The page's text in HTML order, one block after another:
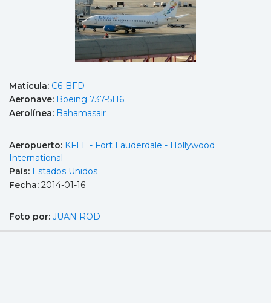
Matícula: C6-BFD
Aeronave: Boeing 737-5H6
Aerolínea: Bahamasair
Aeropuerto: KFLL - Fort Lauderdale - Hollywood
International
País: Estados Unidos
Fecha: 2014-01-16
Foto por: JUAN ROD